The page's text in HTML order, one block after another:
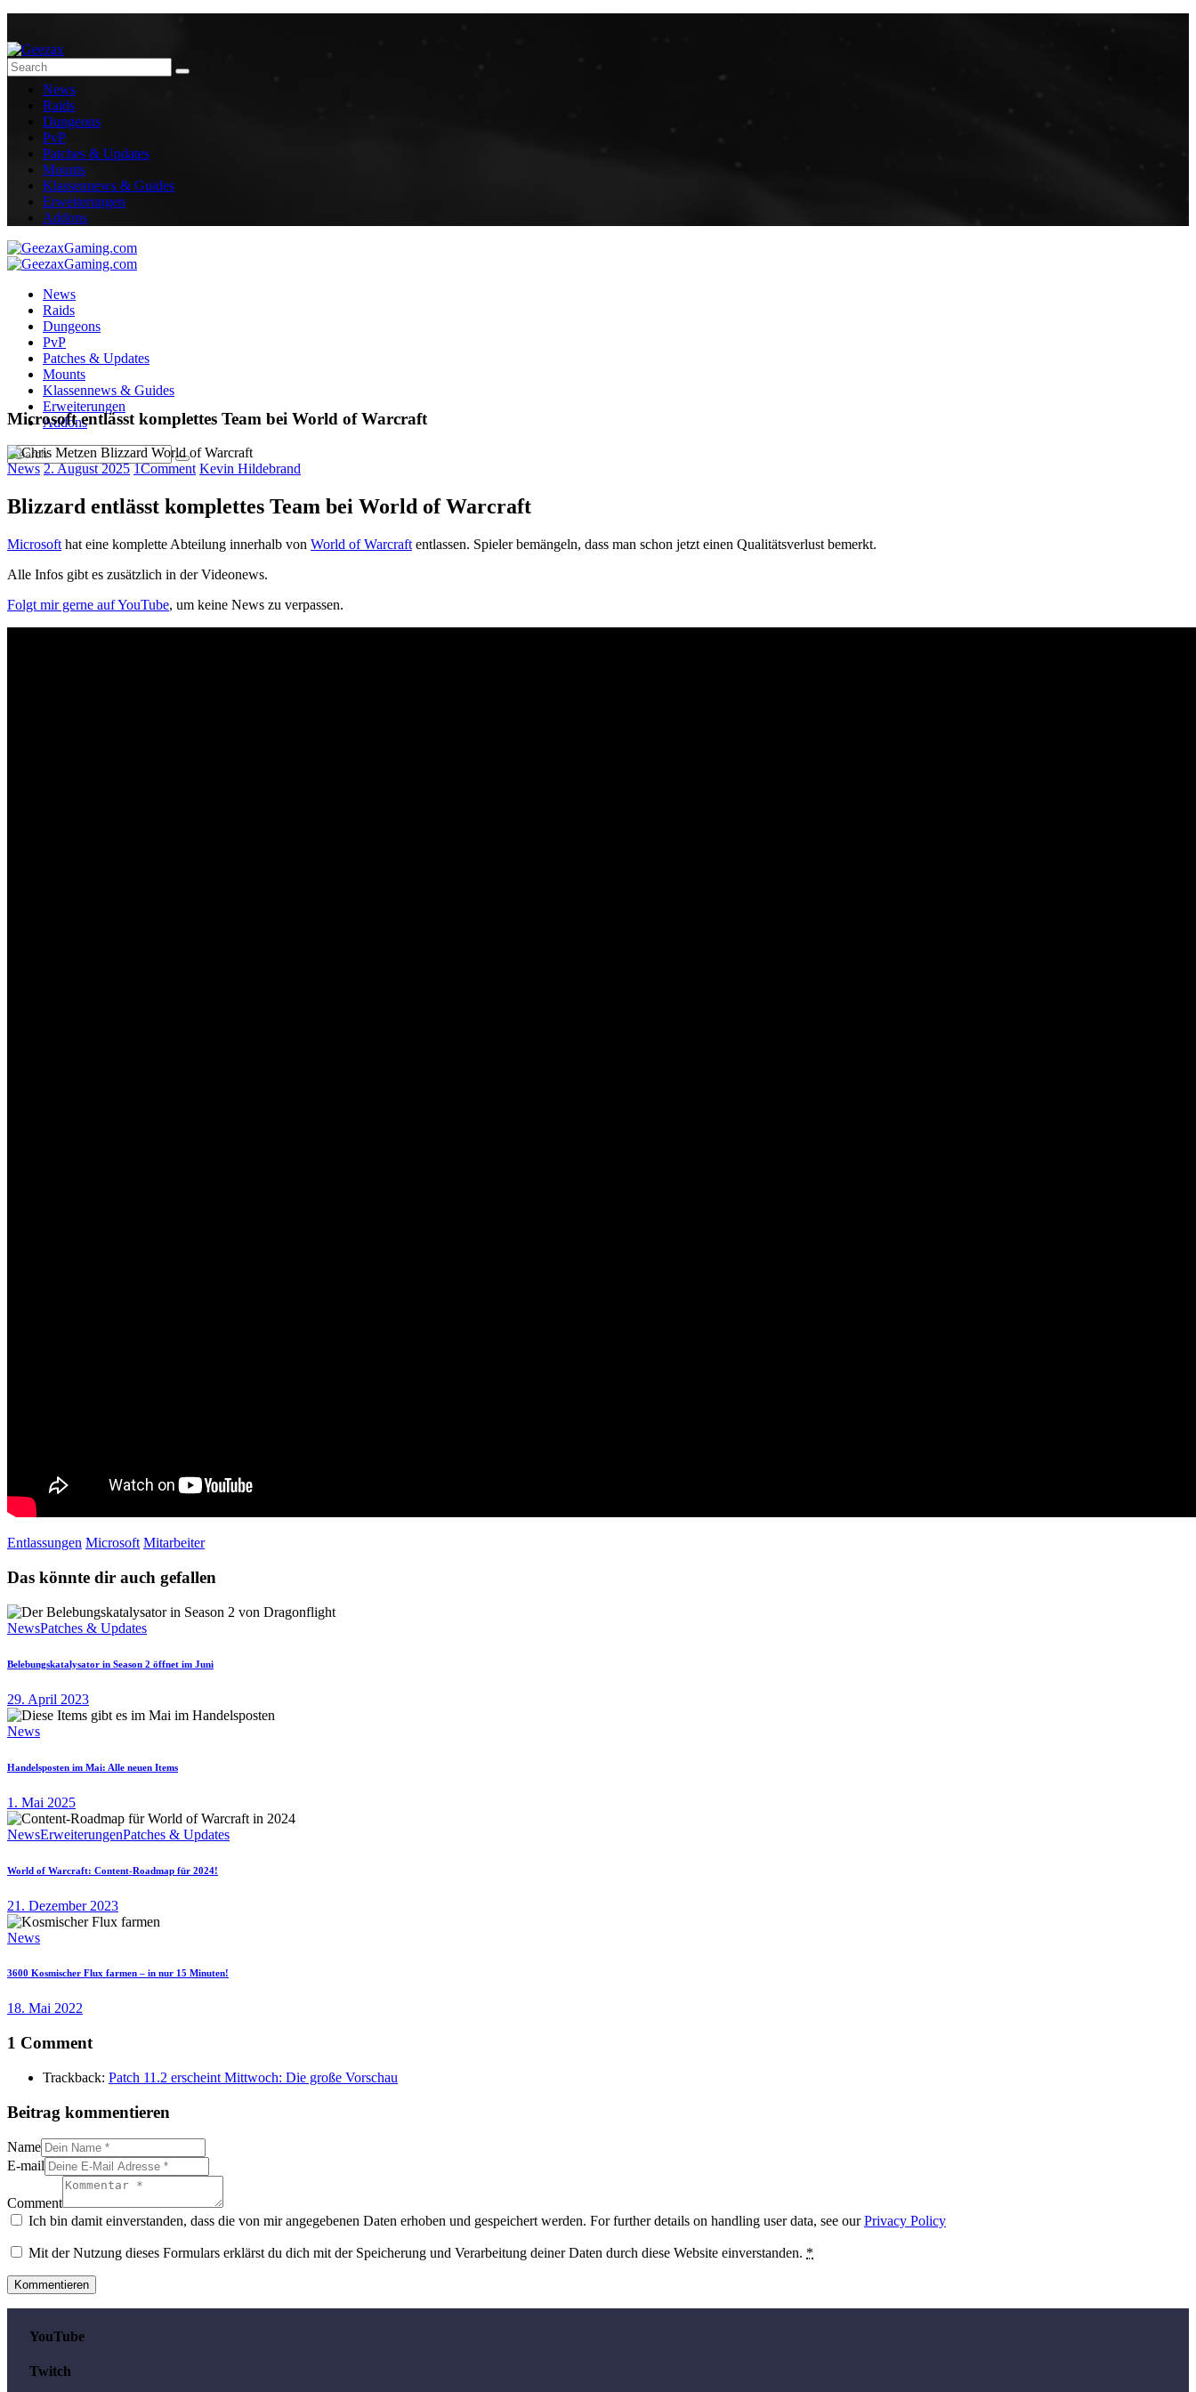
News
Raids
Dungeons
PvP
Patches & Updates
Mounts
Klassennews & Guides
Erweiterungen
Addons
News
Raids
Dungeons
PvP
Patches & Updates
Mounts
Klassennews & Guides
Erweiterungen
Addons
Microsoft entlässt komplettes Team bei World of Warcraft
News 2. August 2025 1Comment Kevin Hildebrand
Blizzard entlässt komplettes Team bei World of Warcraft
Microsoft hat eine komplette Abteilung innerhalb von World of Warcraft entlassen. Spieler bemängeln, dass man schon jetzt einen Qualitätsverlust bemerkt.
Alle Infos gibt es zusätzlich in der Videonews.
Folgt mir gerne auf YouTube, um keine News zu verpassen.
Entlassungen Microsoft Mitarbeiter
Das könnte dir auch gefallen
NewsPatches & Updates
Belebungskatalysator in Season 2 öffnet im Juni
29. April 2023
News
Handelsposten im Mai: Alle neuen Items
1. Mai 2025
NewsErweiterungenPatches & Updates
World of Warcraft: Content-Roadmap für 2024!
21. Dezember 2023
News
3600 Kosmischer Flux farmen – in nur 15 Minuten!
18. Mai 2022
1 Comment
Trackback: Patch 11.2 erscheint Mittwoch: Die große Vorschau
Beitrag kommentieren
Name
E-mail
Comment
Ich bin damit einverstanden, dass die von mir angegebenen Daten erhoben und gespeichert werden. For further details on handling user data, see ourPrivacy Policy
Mit der Nutzung dieses Formulars erklärst du dich mit der Speicherung und Verarbeitung deiner Daten durch diese Website einverstanden. *
YouTube
Twitch